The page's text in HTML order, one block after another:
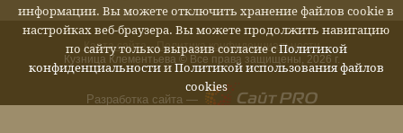
Кузница Клементьева © Все права защищены, 2026 г.
Карта сайта Политика конфиденциальности
Разработка сайта —
информации. Вы можете отключить хранение файлов cookie в
настройках веб-браузера. Вы можете продолжить навигацию
по сайту только выразив согласие с Политикой
конфиденциальностии Политикой использования файлов
cookies